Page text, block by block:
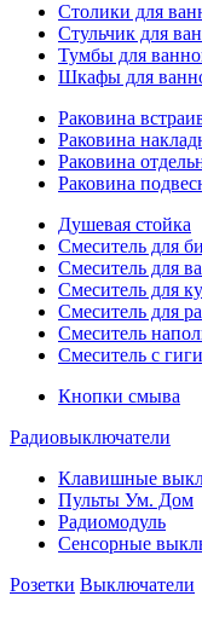
Столики для
Стульчик для
Тумбы для
Шкафы для
Раковина
Раковина
Раковина
Раковина
Душевая стойка
Смеситель для
Смеситель для
Смеситель для
Смеситель для
Смеситель
Смеситель с
Кнопки смыва
Радиовыключатели
Клавишные
Пульты Ум. Дом
Радиомодуль
Сенсорные
Розетки Выключатели